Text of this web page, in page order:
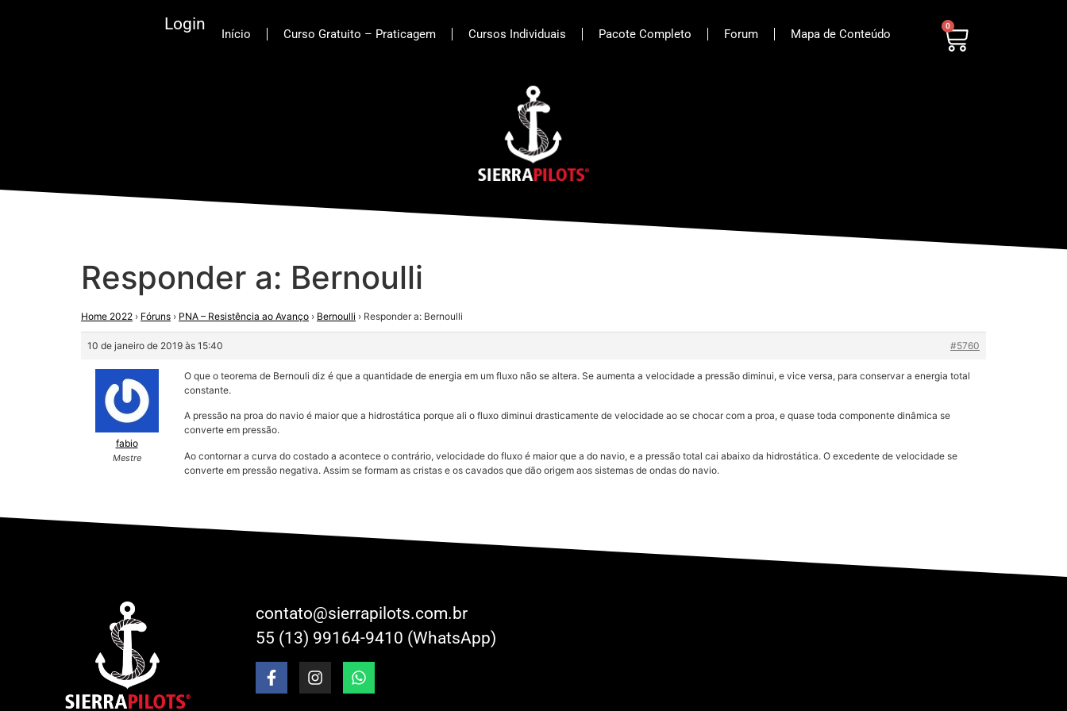
Início Curso Gratuito – Praticagem Cursos Individuais Pacote Completo Forum Mapa de Conteúdo
Login 0
Responder a: Bernoulli
Home 2022 › Fóruns › PNA – Resistência ao Avanço › Bernoulli › Responder a: Bernoulli
10 de janeiro de 2019 às 15:40 #5760
fabio
Mestre
O que o teorema de Bernouli diz é que a quantidade de energia em um fluxo não se altera. Se aumenta a velocidade a pressão diminui, e vice versa, para conservar a energia total
constante.
A pressão na proa do navio é maior que a hidrostática porque ali o fluxo diminui drasticamente de velocidade ao se chocar com a proa, e quase toda componente dinâmica se
converte em pressão.
Ao contornar a curva do costado a acontece o contrário, velocidade do fluxo é maior que a do navio, e a pressão total cai abaixo da hidrostática. O excedente de velocidade se
converte em pressão negativa. Assim se formam as cristas e os cavados que dão origem aos sistemas de ondas do navio.
contato@sierrapilots.com.br
55 (13) 99164-9410 (WhatsApp)